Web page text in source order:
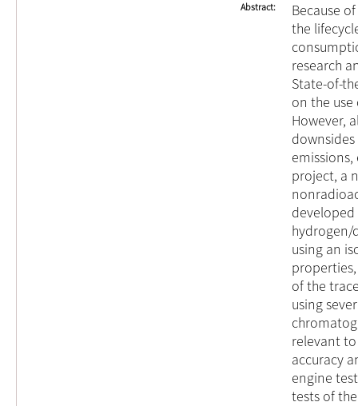
Abstract
Because
the
research
State-of-
on the
However,
project, a
hydrogen/
using an
of the
using
relevant
accuracy
engine
tests of